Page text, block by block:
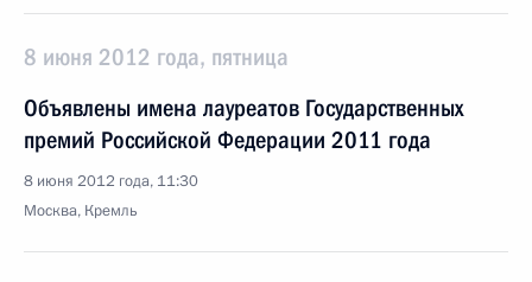
8 июня 2012 года, пятница
Объявлены имена лауреатов Государственных
премий Российской Федерации 2011 года
8 июня 2012 года, 11:30
Москва, Кремль